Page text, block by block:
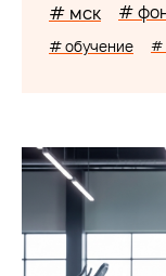
# мск #
# обучение #